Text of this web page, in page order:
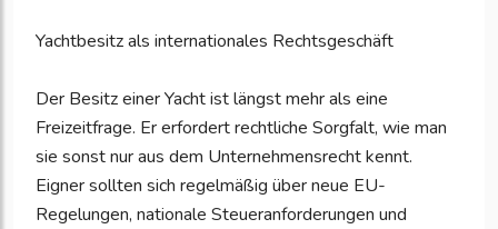
Yachtbesitz als internationales Rechtsgeschäft
Der Besitz einer Yacht ist längst mehr als eine
Freizeitfrage. Er erfordert rechtliche Sorgfalt, wie man
sie sonst nur aus dem Unternehmensrecht kennt.
Eigner sollten sich regelmäßig über neue EU-
Regelungen, nationale Steueranforderungen und